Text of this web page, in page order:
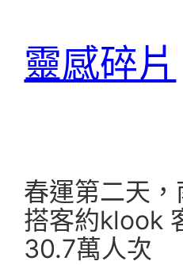
靈感碎片
春運第二天
搭客約klook
30.7萬人次